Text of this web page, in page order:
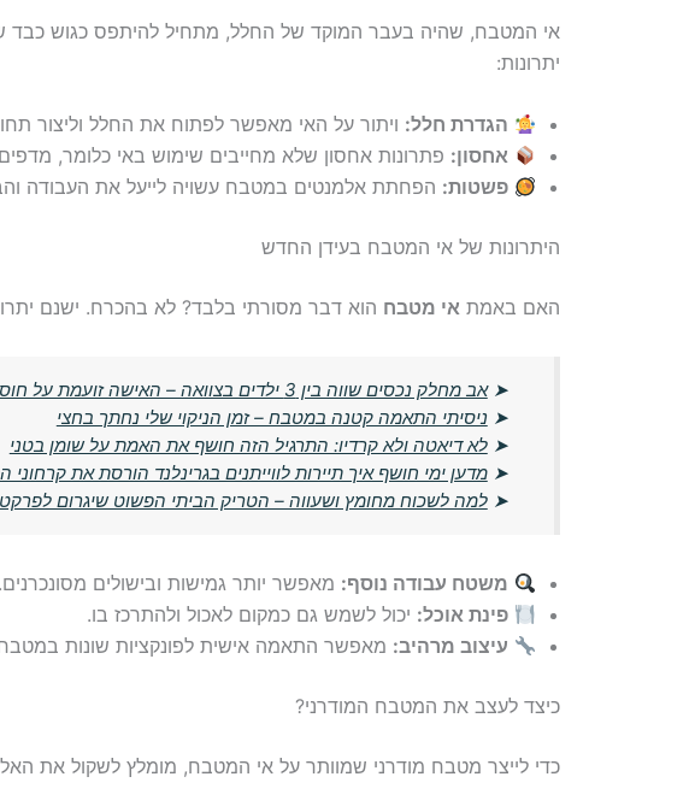
אי המטבח, שהיה בעבר המוקד של החלל, מתחיל להיתפס כגוש כבד
יתרונות:
הגדרת חלל: ויתור על האי מאפשר לפתוח את החלל וליצור
אחסון: פתרונות אחסון שלא מחייבים שימוש באי כלומר,
פשטות: הפחתת אלמנטים במטבח עשויה לייעל את העבודה
היתרונות של אי המטבח בעידן החדש
האם באמת אי מטבח הוא דבר מסורתי בלבד? לא בהכרח. ישנם
➤אב מחלק נכסים שווה בין 3 ילדים בצוואה – האישה זועמת על חוסר הצדק
➤ ניסיתי התאמה קטנה במטבח – זמן הניקוי שלי נחתך בחצי
➤לא דיאטה ולא קרדיו: התרגיל הזה חושף את האמת על שומן בטני
➤מדען ימי חושף איך תיירות לווייתנים בגרינלנד הורסת את קרחוני
➤למה לשכוח מחומץ ושעווה – הטריק הביתי הפשוט שיגרום
משטח עבודה נוסף: מאפשר יותר גמישות ובישולים מסונכרנים.
פינת אוכל: יכול לשמש גם כמקום לאכול ולהתרכז בו.
עיצוב מרהיב: מאפשר התאמה אישית לפונקציות שונות
כיצד לעצב את המטבח המודרני?
כדי לייצר מטבח מודרני שמוותר על אי המטבח, מומלץ לשקול את